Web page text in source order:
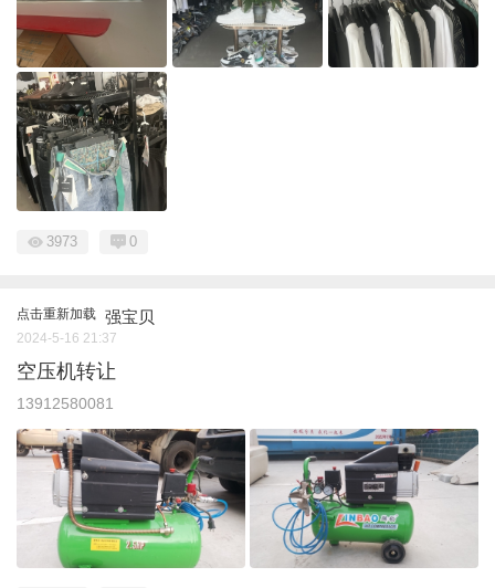
3973 0
点击重新加载 强宝贝
2024-5-16 21:37
空压机转让
13912580081